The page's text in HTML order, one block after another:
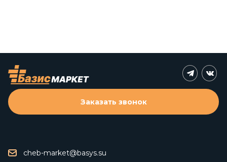
cheb-market@basys.su
Заказать звонок